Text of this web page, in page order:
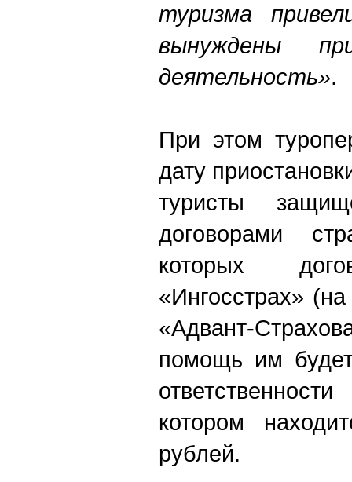
туризма
вынуждены
деятельность».
При этом
дату
туристы
договорами
которых
«Ингосстрах»
«Адвант-
помощь им
котором
рублей.